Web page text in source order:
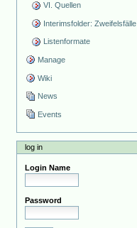
VI. Quellen
Interimsfolder: Zweifelsfälle
Listenformate
Manage
Wiki
News
Events
log in
Login Name
Password